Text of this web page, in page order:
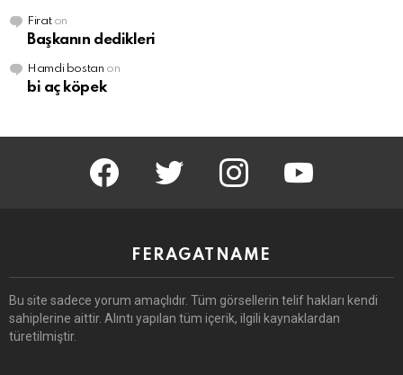
Firaton
Başkanın dedikleri
Hamdi bostan on
bi aç köpek
facebook twitter instagram youtube
FERAGATNAME
Bu site sadece yorum amaçlıdır. Tüm görsellerin telif hakları kendi
sahiplerine aittir. Alıntı yapılan tüm içerik, ilgili kaynaklardan
türetilmiştir.